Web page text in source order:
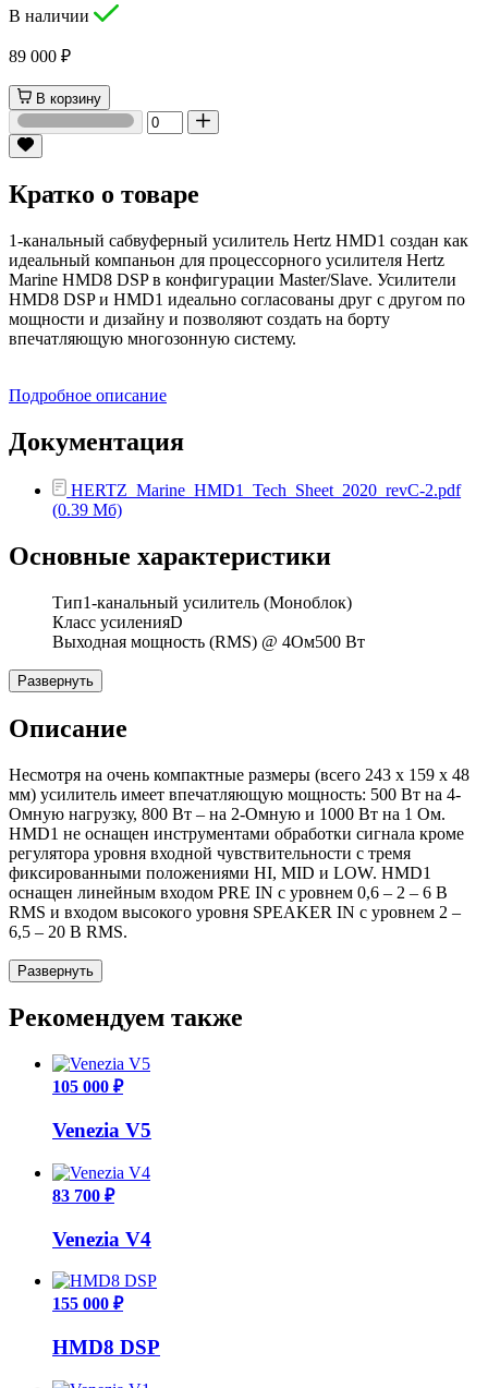
В наличии
89 000 ₽
В корзину
Кратко о товаре
1-канальный сабвуферный усилитель Hertz HMD1 создан как
идеальный компаньон для процессорного усилителя Hertz
Marine HMD8 DSP в конфигурации Master/Slave. Усилители
HMD8 DSP и HMD1 идеально согласованы друг с другом по
мощности и дизайну и позволяют создать на борту
впечатляющую многозонную систему.
Подробное описание
Документация
HERTZ_Marine_HMD1_Tech_Sheet_2020_revC-2.pdf
(0.39 Мб)
Основные характеристики
Тип1-канальный усилитель (Моноблок)
Класс усиленияD
Выходная мощность (RMS) @ 4Ом500 Вт
Развернуть
Описание
Несмотря на очень компактные размеры (всего 243 х 159 х 48
мм) усилитель имеет впечатляющую мощность: 500 Вт на 4-
Омную нагрузку, 800 Вт – на 2-Омную и 1000 Вт на 1 Ом.
HMD1 не оснащен инструментами обработки сигнала кроме
регулятора уровня входной чувствительности с тремя
фиксированными положениями HI, MID и LOW. HMD1
оснащен линейным входом PRE IN с уровнем 0,6 – 2 – 6 В
RMS и входом высокого уровня SPEAKER IN с уровнем 2 –
6,5 – 20 В RMS.
Развернуть
Рекомендуем также
105 000 ₽
Venezia V5
83 700 ₽
Venezia V4
155 000 ₽
HMD8 DSP